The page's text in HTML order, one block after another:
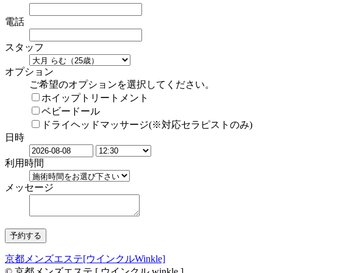
電話
スタッフ
オプション
ご希望のオプションを選択してください。
ホイップトリートメント
ベビードール
ドライヘッドマッサージ(※対応セラピストのみ)
日時
利用時間
メッセージ
京都メンズエステ[ウインクルWinkle]